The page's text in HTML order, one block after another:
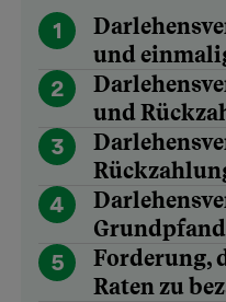
1
und
2
und
3
4
5
Forderung,
Raten zu